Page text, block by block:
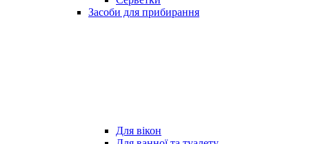
Засоби для прибирання
Для вікон